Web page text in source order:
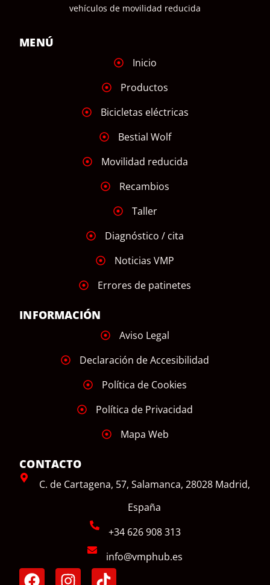
vehículos de movilidad reducida
MENÚ
Inicio
Productos
Bicicletas eléctricas
Bestial Wolf
Movilidad reducida
Recambios
Taller
Diagnóstico / cita
Noticias VMP
Errores de patinetes
INFORMACIÓN
Aviso Legal
Declaración de Accesibilidad
Política de Cookies
Política de Privacidad
Mapa Web
CONTACTO
C. de Cartagena, 57, Salamanca, 28028 Madrid,
España
+34 626 908 313
info@vmphub.es